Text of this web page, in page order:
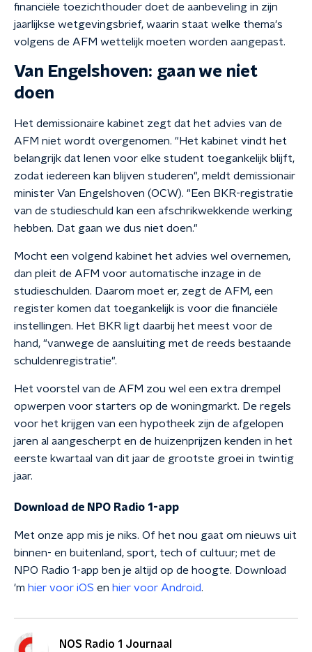
financiële toezichthouder doet de aanbeveling in zijn
jaarlijkse wetgevingsbrief, waarin staat welke thema's
volgens de AFM wettelijk moeten worden aangepast.
Van Engelshoven: gaan we niet
doen
Het demissionaire kabinet zegt dat het advies van de
AFM niet wordt overgenomen. "Het kabinet vindt het
belangrijk dat lenen voor elke student toegankelijk blijft,
zodat iedereen kan blijven studeren", meldt demissionair
minister Van Engelshoven (OCW). "Een BKR-registratie
van de studieschuld kan een afschrikwekkende werking
hebben. Dat gaan we dus niet doen."
Mocht een volgend kabinet het advies wel overnemen,
dan pleit de AFM voor automatische inzage in de
studieschulden. Daarom moet er, zegt de AFM, een
register komen dat toegankelijk is voor die financiële
instellingen. Het BKR ligt daarbij het meest voor de
hand, "vanwege de aansluiting met de reeds bestaande
schuldenregistratie".
Het voorstel van de AFM zou wel een extra drempel
opwerpen voor starters op de woningmarkt. De regels
voor het krijgen van een hypotheek zijn de afgelopen
jaren al aangescherpt en de huizenprijzen kenden in het
eerste kwartaal van dit jaar de grootste groei in twintig
jaar.
Download de NPO Radio 1-app
Met onze app mis je niks. Of het nou gaat om nieuws uit
binnen- en buitenland, sport, tech of cultuur; met de
NPO Radio 1-app ben je altijd op de hoogte. Download
'm hier voor iOS en hier voor Android.
NOS Radio 1 Journaal